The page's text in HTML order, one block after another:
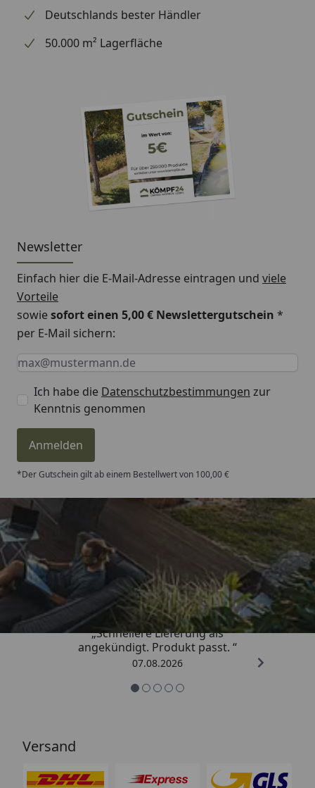
Deutschlands bester Händler
50.000 m² Lagerfläche
Newsletter
Einfach hier die E-Mail-Adresse eintragen und viele
Vorteile
sowiesofort einen 5,00 € Newslettergutschein *
per E-Mail sichern:
Keine Eingabe erforderlich
Eingabe erforderlich
E-Mail *
Ich habe die Datenschutzbestimmungen zur
Kenntnis genommen
Anmelden
*Der Gutschein gilt ab einem Bestellwert von 100,00 €
Trusted Shops
4,81/ 5
„Schnellere Lieferung als
angekündigt. Produkt passt. “
07.08.2026
Versand